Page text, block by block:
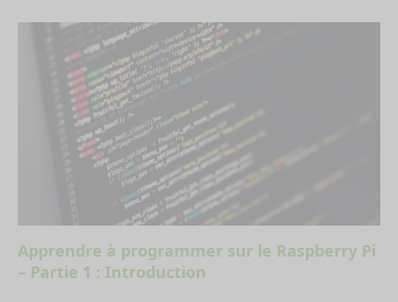
Apprendre à programmer sur le Raspberry Pi
– Partie 1 : Introduction